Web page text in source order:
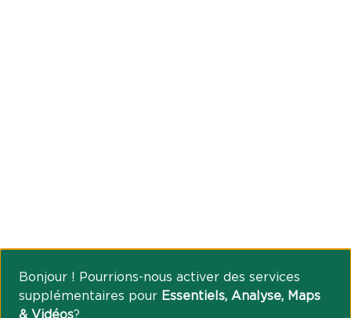
Bonjour ! Pourrions-nous activer des services
supplémentaires pour Essentiels, Analyse, Maps
& Vidéos?